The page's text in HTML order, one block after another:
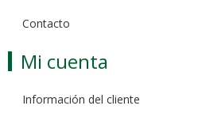
Contacto
Mi cuenta
Información del cliente